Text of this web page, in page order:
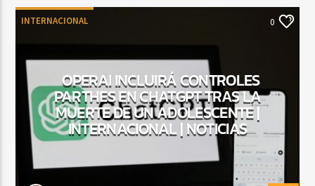
INTERNACIONAL 0
OPERAI INCLUIRÁ CONTROLES
PARTHES EN CHATGPT TRAS LA
MUERTE DE UN ADOLESCENTE |
INTERNACIONAL | NOTICIAS